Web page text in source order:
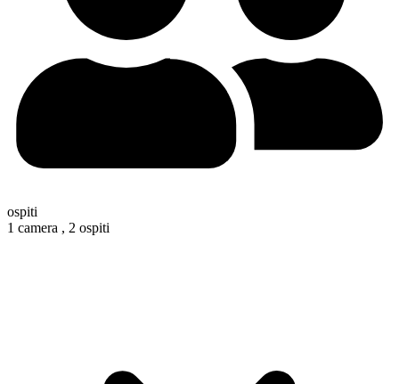
ospiti
1 camera , 2 ospiti